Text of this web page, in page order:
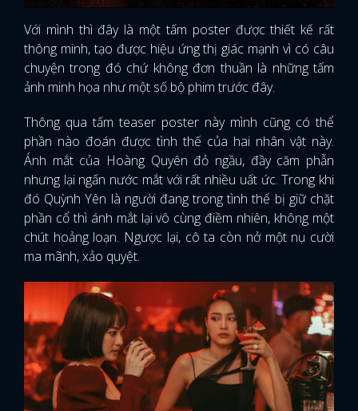
Với mình thì đây là một tấm poster được thiết kế rất
thông minh, tạo được hiệu ứng thị giác mạnh vì có câu
chuyện trong đó chứ không đơn thuần là những tấm
ảnh minh họa như một số bộ phim trước đây.
Thông qua tấm teaser poster này mình cũng có thể
phần nào đoán được tình thế của hai nhân vật này.
Ánh mắt của Hoàng Quyên đỏ ngầu, đầy căm phẫn
nhưng lại ngấn nước mắt với rất nhiều uất ức. Trong khi
đó Quỳnh Yên là người đang trong tình thế bị giữ chặt
phần cổ thì ánh mắt lại vô cùng điềm nhiên, không một
chút hoảng loạn. Ngược lại, cô ta còn nở một nụ cười
ma mãnh, xảo quyệt.